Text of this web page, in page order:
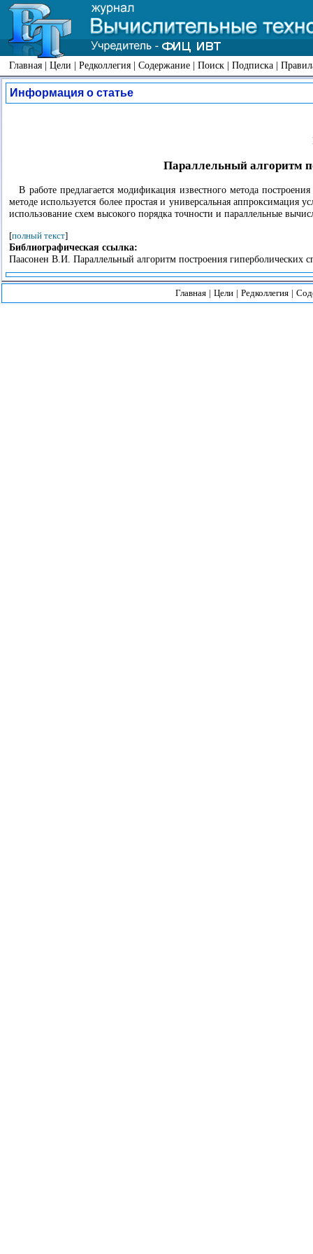
Главная | Цели | Редколлегия | Содержание | Поиск | Подписка |
Информация о статье
Параллельный алгоритм
В работе предлагается модификация известного метода
методе используется более простая и универсальная аппроксимация
использование схем высокого порядка точности и параллельные
[полный текст]
Библиографическая ссылка:
Паасонен В.И. Параллельный алгоритм построения
Главная | Цели | Редколлегия |